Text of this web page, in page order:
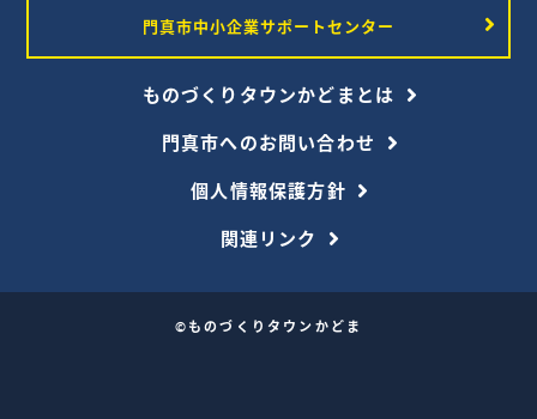
門真市中小企業サポートセンター
ものづくりタウンかどまとは
門真市へのお問い合わせ
個人情報保護方針
関連リンク
©ものづくりタウンかどま